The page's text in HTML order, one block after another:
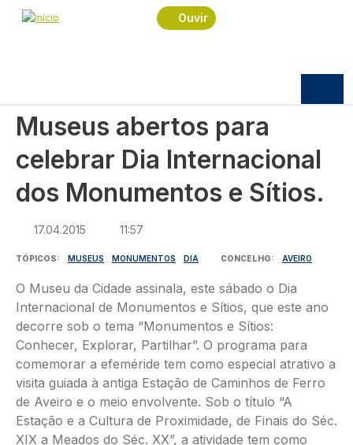
Passar para o conteúdo principal
Ouvir
Navegação estrutural
Início
Sociedade
Museus abertos para celebrar Dia Internacional
Museus abertos para
celebrar Dia Internacional
dos Monumentos e Sítios.
17.04.2015 11:57
TÓPICOS MUSEUS MONUMENTOS DIA CONCELHO AVEIRO
O Museu da Cidade assinala, este sábado o Dia
Internacional de Monumentos e Sítios, que este ano
decorre sob o tema “Monumentos e Sítios:
Conhecer, Explorar, Partilhar”. O programa para
comemorar a efeméride tem como especial atrativo a
visita guiada à antiga Estação de Caminhos de Ferro
de Aveiro e o meio envolvente. Sob o título “A
Estação e a Cultura de Proximidade, de Finais do Séc.
XIX a Meados do Séc. XX”, a atividade tem como